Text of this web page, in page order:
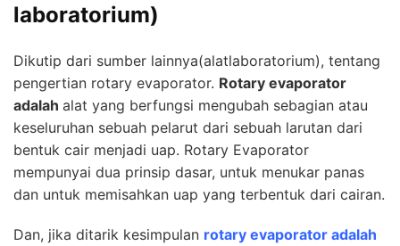
laboratorium)
Dikutip dari sumber lainnya(alatlaboratorium), tentang
pengertian rotary evaporator. Rotary evaporator
adalah alat yang berfungsi mengubah sebagian atau
keseluruhan sebuah pelarut dari sebuah larutan dari
bentuk cair menjadi uap. Rotary Evaporator
mempunyai dua prinsip dasar, untuk menukar panas
dan untuk memisahkan uap yang terbentuk dari cairan.
Dan, jika ditarik kesimpulan rotary evaporator adalah